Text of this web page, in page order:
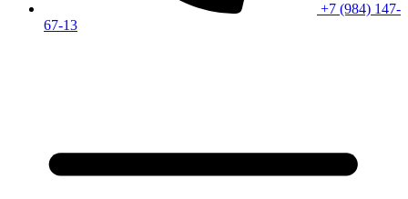
+7 (984) 147-
67-13